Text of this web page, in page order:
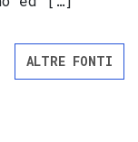
ALTRE FONTI